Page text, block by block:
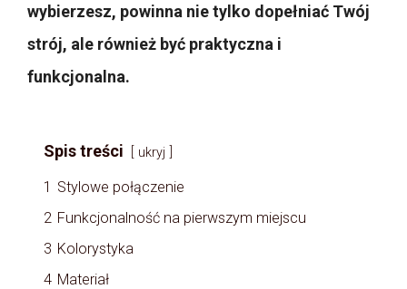
wybierzesz, powinna nie tylko dopełniać Twój
strój, ale również być praktyczna i
funkcjonalna.
Spis treści ukryj
1 Stylowe połączenie
2 Funkcjonalność na pierwszym miejscu
3 Kolorystyka
4 Materiał